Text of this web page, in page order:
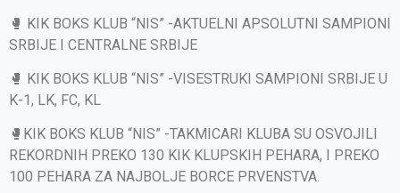
🥊 KIK BOKS KLUB “NIS” -AKTUELNI APSOLUTNI SAMPIONI
SRBIJE I CENTRALNE SRBIJE
🥊 KIK BOKS KLUB “NIS” -VISESTRUKI SAMPIONI SRBIJE U
K-1, LK, FC, KL
🥊KIK BOKS KLUB “NIS” -TAKMICARI KLUBA SU OSVOJILI
REKORDNIH PREKO 130 KIK KLUPSKIH PEHARA, I PREKO
100 PEHARA ZA NAJBOLJE BORCE PRVENSTVA.